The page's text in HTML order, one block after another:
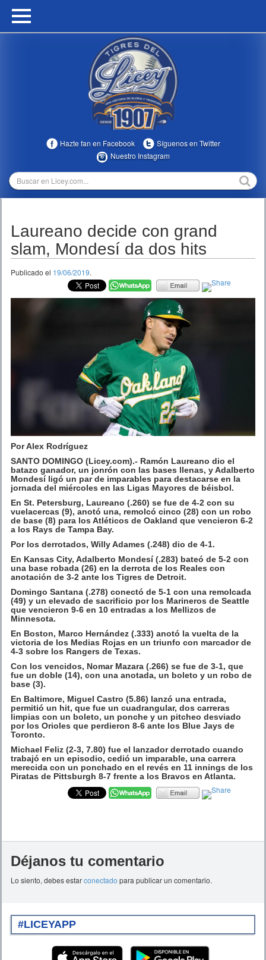
HOME
MULTIMEDIA
TEMPORADAS
Hazte fan en Facebook
Síguenos en Twitter
Nuestro Instagram
Laureano decide con grand
slam, Mondesí da dos hits
Publicado el 19/06/2019.
Por Alex Rodríguez
SANTO DOMINGO (Licey.com).- Ramón Laureano dio el
batazo ganador, un jonrón con las bases llenas, y Adalberto
Mondesí ligó un par de imparables para destacarse en la
jornada del miércoles en las Ligas Mayores de béisbol.
En St. Petersburg, Laureano (.260) se fue de 4-2 con su
vuelacercas (9), anotó una, remolcó cinco (28) con un robo
de base (8) para los Atléticos de Oakland que vencieron 6-2
a los Rays de Tampa Bay.
Por los derrotados, Willy Adames (.248) dio de 4-1.
En Kansas City, Adalberto Mondesí (.283) bateó de 5-2 con
una base robada (26) en la derrota de los Reales con
anotación de 3-2 ante los Tigres de Detroit.
Domingo Santana (.278) conectó de 5-1 con una remolcada
(49) y un elevado de sacrificio por los Marineros de Seattle
que vencieron 9-6 en 10 entradas a los Mellizos de
Minnesota.
En Boston, Marco Hernández (.333) anotó la vuelta de la
victoria de los Medias Rojas en un triunfo con marcador de
4-3 sobre los Rangers de Texas.
Con los vencidos, Nomar Mazara (.266) se fue de 3-1, que
fue un doble (14), con una anotada, un boleto y un robo de
base (3).
En Baltimore, Miguel Castro (5.86) lanzó una entrada,
permitió un hit, que fue un cuadrangular, dos carreras
limpias con un boleto, un ponche y un pitcheo desviado
por los Orioles que perdieron 8-6 ante los Blue Jays de
Toronto.
Michael Feliz (2-3, 7.80) fue el lanzador derrotado cuando
trabajó en un episodio, cedió un imparable, una carrera
merecida con un ponchado en el revés en 11 innings de los
Piratas de Pittsburgh 8-7 frente a los Bravos en Atlanta.
Déjanos tu comentario
Lo siento, debes estarconectado para publicar un comentario.
#LICEYAPP